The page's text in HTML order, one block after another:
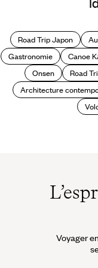
du
Road Trip Japon
Gastronomie
Canoe
Onsen
Road
Architecture
Voyager